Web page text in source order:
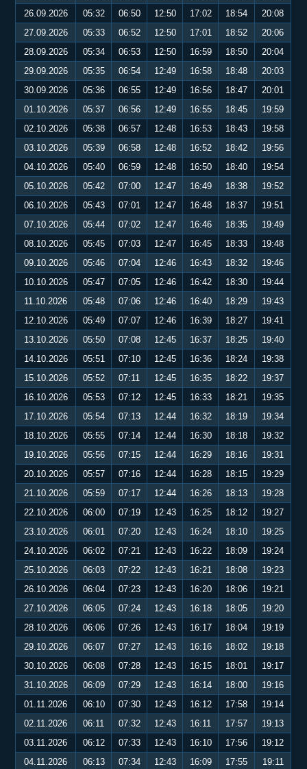
26.09.2026
05:32 06:50 12:50 17:02 18:54
20:08
27.09.2026
05:33 06:52 12:50 17:01 18:52
20:06
28.09.2026
05:34 06:53 12:50 16:59 18:50
20:04
29.09.2026
05:35 06:54 12:49 16:58 18:48
20:03
30.09.2026
05:36 06:55 12:49 16:56 18:47
20:01
01.10.2026
05:37 06:56 12:49 16:55 18:45
19:59
02.10.2026
05:38 06:57 12:48 16:53 18:43
19:58
03.10.2026
05:39 06:58 12:48 16:52 18:42
19:56
04.10.2026
05:40 06:59 12:48 16:50 18:40
19:54
05.10.2026
05:42 07:00 12:47 16:49 18:38
19:52
06.10.2026
05:43 07:01 12:47 16:48 18:37
19:51
07.10.2026
05:44 07:02 12:47 16:46 18:35
19:49
08.10.2026
05:45 07:03 12:47 16:45 18:33
19:48
09.10.2026
05:46 07:04 12:46 16:43 18:32
19:46
10.10.2026
05:47 07:05 12:46 16:42 18:30
19:44
11.10.2026
05:48 07:06 12:46 16:40 18:29
19:43
12.10.2026
05:49 07:07 12:46 16:39 18:27
19:41
13.10.2026
05:50 07:08 12:45 16:37 18:25
19:40
14.10.2026
05:51 07:10 12:45 16:36 18:24
19:38
15.10.2026
05:52 07:11 12:45 16:35 18:22
19:37
16.10.2026
05:53 07:12 12:45 16:33 18:21
19:35
17.10.2026
05:54 07:13 12:44 16:32 18:19
19:34
18.10.2026
05:55 07:14 12:44 16:30 18:18
19:32
19.10.2026
05:56 07:15 12:44 16:29 18:16
19:31
20.10.2026
05:57 07:16 12:44 16:28 18:15
19:29
21.10.2026
05:59 07:17 12:44 16:26 18:13
19:28
22.10.2026
06:00 07:19 12:43 16:25 18:12
19:27
23.10.2026
06:01 07:20 12:43 16:24 18:10
19:25
24.10.2026
06:02 07:21 12:43 16:22 18:09
19:24
25.10.2026
06:03 07:22 12:43 16:21 18:08
19:23
26.10.2026
06:04 07:23 12:43 16:20 18:06
19:21
27.10.2026
06:05 07:24 12:43 16:18 18:05
19:20
28.10.2026
06:06 07:26 12:43 16:17 18:04
19:19
29.10.2026
06:07 07:27 12:43 16:16 18:02
19:18
30.10.2026
06:08 07:28 12:43 16:15 18:01
19:17
31.10.2026
06:09 07:29 12:43 16:14 18:00
19:16
01.11.2026
06:10 07:30 12:43 16:12 17:58
19:14
02.11.2026
06:11 07:32 12:43 16:11 17:57
19:13
03.11.2026
06:12 07:33 12:43 16:10 17:56
19:12
04.11.2026
06:13 07:34 12:43 16:09 17:55 19:11